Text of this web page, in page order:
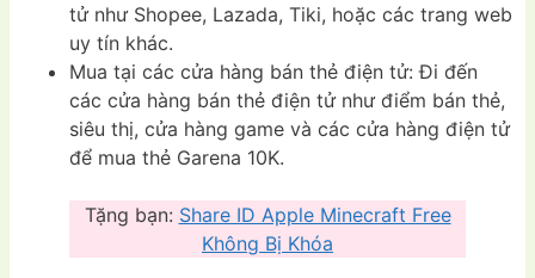
tử như Shopee, Lazada, Tiki, hoặc các trang web
uy tín khác.
Mua tại các cửa hàng bán thẻ điện tử: Đi đến
các cửa hàng bán thẻ điện tử như điểm bán thẻ,
siêu thị, cửa hàng game và các cửa hàng điện tử
để mua thẻ Garena 10K.
Tặng bạn: Share ID Apple Minecraft Free
Không Bị Khóa